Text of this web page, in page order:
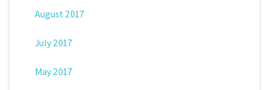
August 2017
July 2017
May 2017